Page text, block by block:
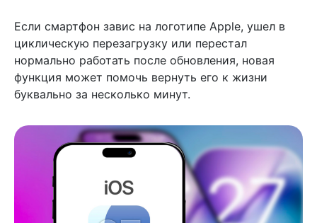
Если смартфон завис на логотипе Apple, ушел в
циклическую перезагрузку или перестал
нормально работать после обновления, новая
функция может помочь вернуть его к жизни
буквально за несколько минут.